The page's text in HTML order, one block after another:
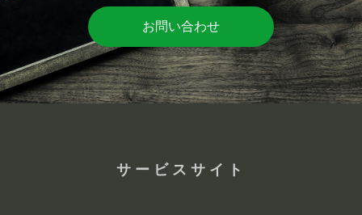
お問い合わせ
サービスサイト